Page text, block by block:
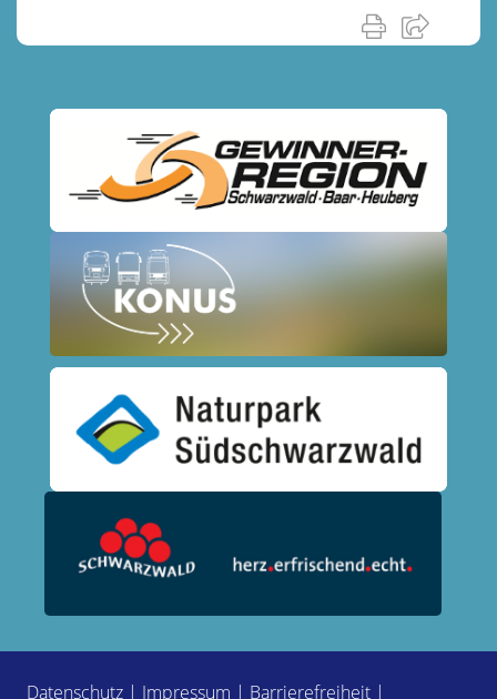
Datenschutz | Impressum | Barrierefreiheit |